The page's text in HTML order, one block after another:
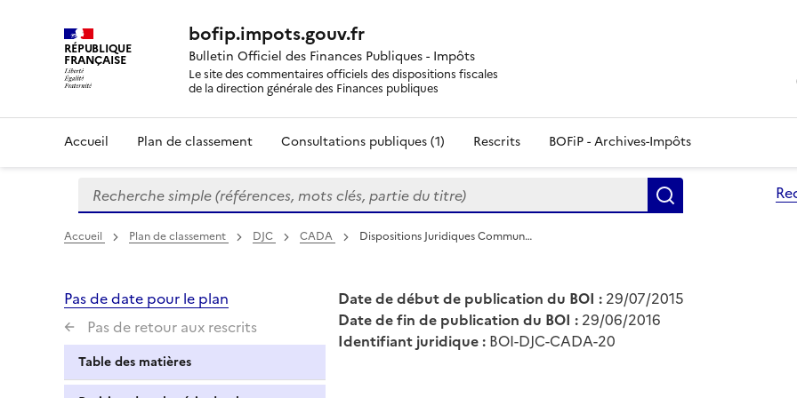
RÉPUBLIQUE
FRANÇAISE
bofip.impots.gouv.fr
Bulletin Officiel des Finances Publiques - Impôts
Le site des commentaires officiels des dispositions fiscales
de la direction générale des Finances publiques
Accueil Plan de classement Consultations publiques (1) Rescrits BOFiP - Archives-Impôts
Formulaire
de
recherche
Recherche simple (références, mots clés, partie du titre)
Accueil Plan de classement DJC CADA Dispositions Juridiques Commun…
Pas de date pour le plan
Pas de retour aux rescrits
Table des matières
Date de début de publication du BOI : 29/07/2015
Date de fin de publication du BOI : 29/06/2016
Identifiant juridique : BOI-DJC-CADA-20